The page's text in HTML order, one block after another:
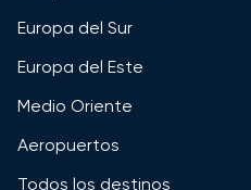
Europa del Sur
Europa del Este
Medio Oriente
Aeropuertos
Todos los destinos